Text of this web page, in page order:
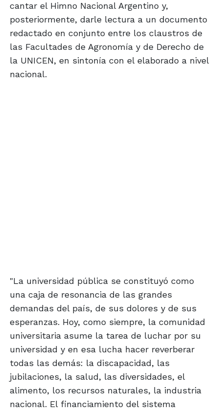
cantar el Himno Nacional Argentino y,
posteriormente, darle lectura a un documento
redactado en conjunto entre los claustros de
las Facultades de Agronomía y de Derecho de
la UNICEN, en sintonía con el elaborado a nivel
nacional.
"La universidad pública se constituyó como
una caja de resonancia de las grandes
demandas del país, de sus dolores y de sus
esperanzas. Hoy, como siempre, la comunidad
universitaria asume la tarea de luchar por su
universidad y en esa lucha hacer reverberar
todas las demás: la discapacidad, las
jubilaciones, la salud, las diversidades, el
alimento, los recursos naturales, la industria
nacional. El financiamiento del sistema